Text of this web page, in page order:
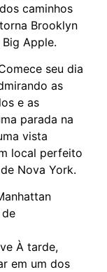
caminhos
Brooklyn
Apple.
seu dia
as
e as
parada na
vista
local perfeito
Nova York.
de
À tarde,
em um dos